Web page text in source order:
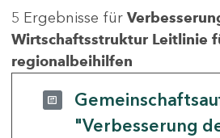
5 Ergebnisse für
Wirtschaftsstruktur Leitlinie
regionalbeihilfen
"Verbesserung